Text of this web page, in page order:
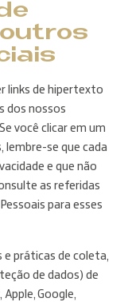
links de hipertexto
dos nossos
você clicar em um
lembre-se que cada
e que não
as referidas
para esses
e práticas de coleta,
de dados) de
Google,